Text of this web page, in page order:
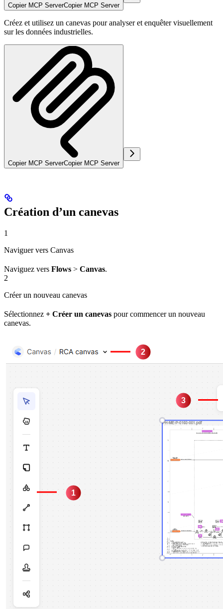
Copier MCP ServerCopier MCP Server
Créez et utilisez un canevas pour analyser et enquêter visuellement
sur les données industrielles.
Copier MCP ServerCopier MCP Server
Création d’un canevas
1
Naviguer vers Canvas
Naviguez vers Flows > Canvas.
2
Créer un nouveau canevas
Sélectionnez + Créer un canevas pour commencer un nouveau
canevas.